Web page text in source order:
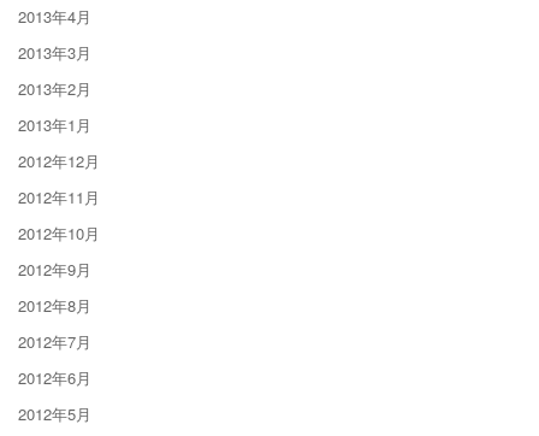
2013年4月
2013年3月
2013年2月
2013年1月
2012年12月
2012年11月
2012年10月
2012年9月
2012年8月
2012年7月
2012年6月
2012年5月